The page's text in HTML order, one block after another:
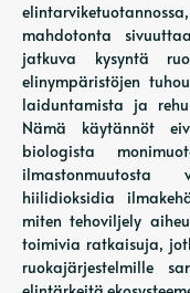
mahdotonta
jatkuva kysyntä
elinympäristöjen
laiduntamista ja
Nämä käytännöt
biologista
hiilidioksidia
miten tehoviljely
toimivia ratkaisuja,
ruokajärjestelmille